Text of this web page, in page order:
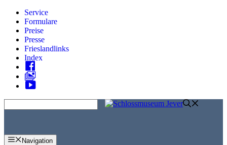
Zum
Inhalt
springen
Service
Formulare
Preise
Presse
Frieslandlinks
Index
to
Navigation